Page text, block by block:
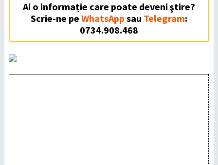
Ai o informație care poate deveni ştire?
Scrie-ne pe WhatsApp sau Telegram:
0734.908.468